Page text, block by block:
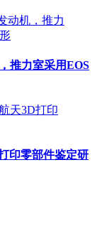
推力室采用EOS
印零部件鉴定研